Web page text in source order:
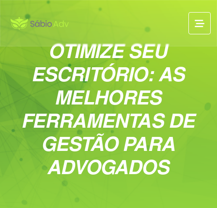
OTIMIZE SEU
ESCRITÓRIO: AS
MELHORES
FERRAMENTAS DE
GESTÃO PARA
ADVOGADOS